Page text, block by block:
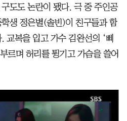
도도 논란이 됐다. 극 중 주인공
생 정은별(솔빈)이 친구들과 함
교복을 입고 가수 김완선의 ‘삐
르며 허리를 튕기고 가슴을 쓸어